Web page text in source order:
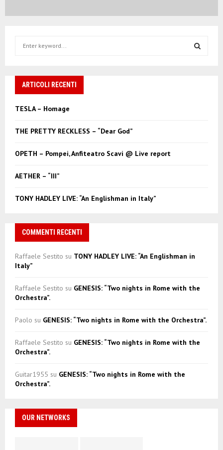
h
o
ARTICOLI RECENTI
TESLA – Homage
THE PRETTY RECKLESS – “Dear God”
OPETH – Pompei, Anfiteatro Scavi @ Live report
AETHER – “III”
TONY HADLEY LIVE: “An Englishman in Italy”
COMMENTI RECENTI
Raffaele Sestito su TONY HADLEY LIVE: “An Englishman in
Italy”
Raffaele Sestito su GENESIS: “Two nights in Rome with the
Orchestra”.
Paolo su GENESIS: “Two nights in Rome with the Orchestra”.
Raffaele Sestito su GENESIS: “Two nights in Rome with the
Orchestra”.
Guitar1955 su GENESIS: “Two nights in Rome with the
Orchestra”.
OUR NETWORKS